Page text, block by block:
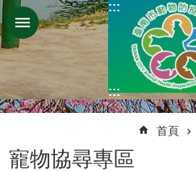
跳到主要內容區塊
:::
:::
首頁
寵物協尋專區